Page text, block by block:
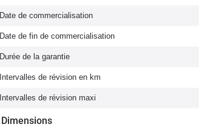
Date de commercialisation
Date de fin de commercialisation
Durée de la garantie
Intervalles de révision en km
Intervalles de révision maxi
Dimensions